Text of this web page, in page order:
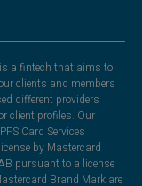
a fintech that aims to
clients and members
different providers
client profiles. Our
Card Services
by Mastercard
pursuant to a license
Brand Mark are